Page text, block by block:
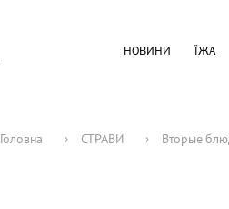
НОВИНИ ЇЖА
Головна › СТРАВИ › Вторые